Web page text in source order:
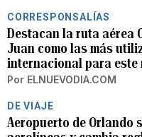
CORRESPONSALÍAS
Destacan la ruta aérea
Juan como las más
internacional para este
Por ELNUEVODIA.COM
DE VIAJE
Aeropuerto de Orlando